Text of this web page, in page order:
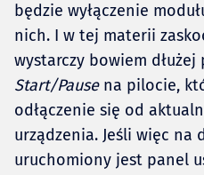
będzie wyłączenie
nich. I w tej materii
wystarczy bowiem
Start/Pausena pilocie,
odłączenie się od
urządzenia. Jeśli więc na
uruchomiony jest panel